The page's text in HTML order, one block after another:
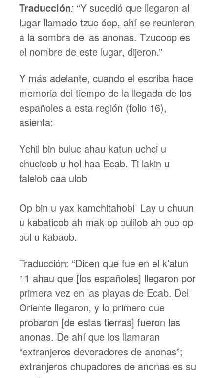
Traducción: “Y sucedió que llegaron al
lugar llamado tzuc óop, ahí se reunieron
a la sombra de las anonas. Tzucoop es
el nombre de este lugar, dijeron.”
Y más adelante, cuando el escriba hace
memoria del tiempo de la llegada de los
españoles a esta región (folio 16),
asienta:
Ychil bin buluc ahau katun uchci u
chucicob u hol haa Ecab. Ti lakin u
talelob caa ulob
Op bin u yax kamchitahobi Lay u chuun
u kabaticob ah mak op ɔulilob ah ɔuɔ op
ɔul u kabaob.
Traducción: “Dicen que fue en el k’atun
11 ahau que [los españoles] llegaron por
primera vez en las playas de Ecab. Del
Oriente llegaron, y lo primero que
probaron [de estas tierras] fueron las
anonas. De ahí que los llamaran
“extranjeros devoradores de anonas”;
extranjeros chupadores de anonas es su